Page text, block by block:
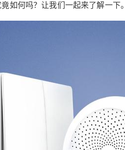
如何吗？让我们一起来了解一下。